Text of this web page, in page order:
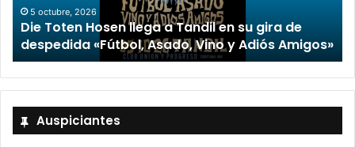
“TIRRIA” llega a Tandil con un elenco de lujo
encabezado por Capusotto, Spregelburd y
Stefani
Auspiciantes